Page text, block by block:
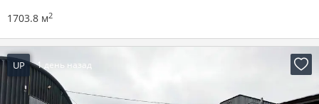
1703.8 м2
UP 1 день назад